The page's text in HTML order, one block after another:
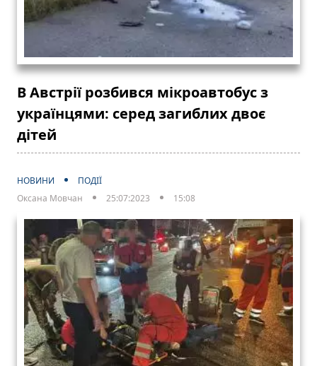
В Австрії розбився мікроавтобус з
українцями: серед загиблих двоє
дітей
НОВИНИ
ПОДІЇ
Оксана Мовчан
25:07:2023 15:08